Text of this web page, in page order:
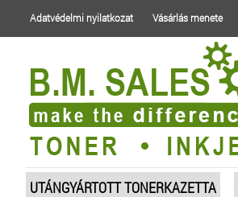
Adatvédelmi nyilatkozat Vásárlás menete
UTÁNGYÁRTOTT TONERKAZETTA